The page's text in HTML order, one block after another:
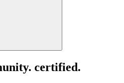
certified.